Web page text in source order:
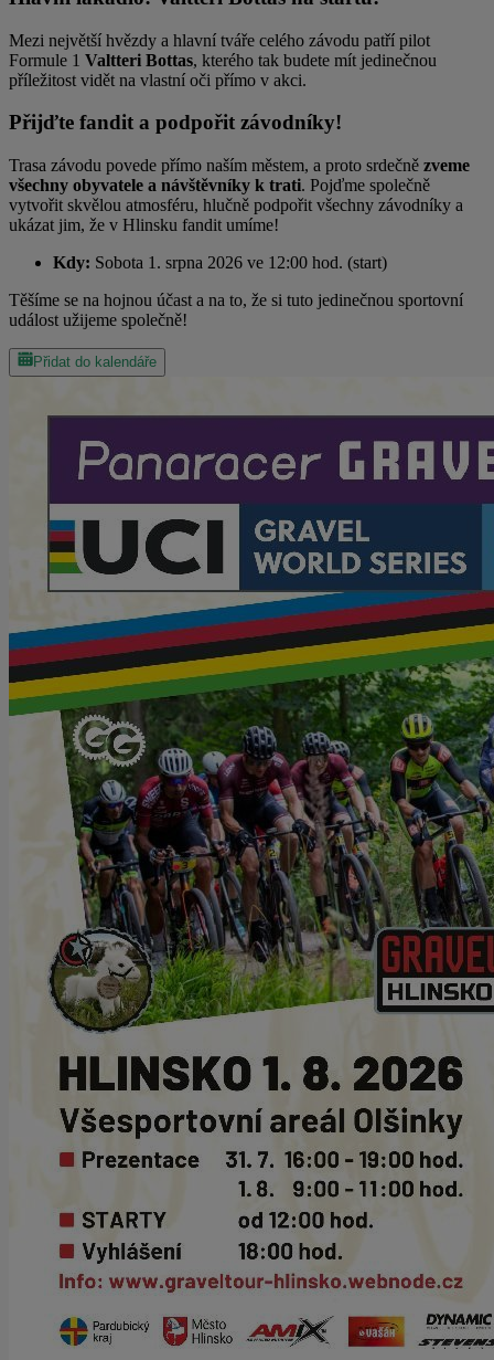
Mezi největší hvězdy a hlavní tváře celého závodu patří pilot
Formule 1 Valtteri Bottas, kterého tak budete mít jedinečnou
příležitost vidět na vlastní oči přímo v akci.
Přijďte fandit a podpořit závodníky!
Trasa závodu povede přímo naším městem, a proto srdečně zveme
všechny obyvatele a návštěvníky k trati. Pojďme společně
vytvořit skvělou atmosféru, hlučně podpořit všechny závodníky a
ukázat jim, že v Hlinsku fandit umíme!
Kdy: Sobota 1. srpna 2026 ve 12:00 hod. (start)
Těšíme se na hojnou účast a na to, že si tuto jedinečnou sportovní
událost užijeme společně!
Přidat do kalendáře